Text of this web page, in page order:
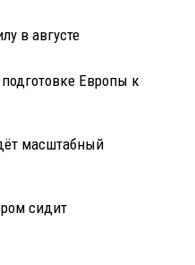
в августе
Европы к
масштабный
сидит